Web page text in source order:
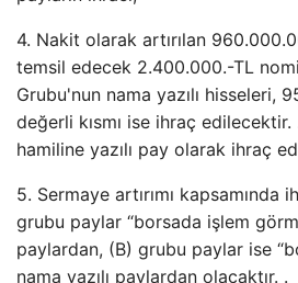
4. Nakit olarak artırılan
temsil edecek 2.400.000.-TL
Grubu'nun nama yazılı hisseleri,
değerli kısmı ise ihraç
hamiline yazılı pay olarak ihraç
5. Sermaye artırımı kapsamında
grubu paylar “borsada işlem
paylardan, (B) grubu paylar ise
nama yazılı paylardan olacaktır. .